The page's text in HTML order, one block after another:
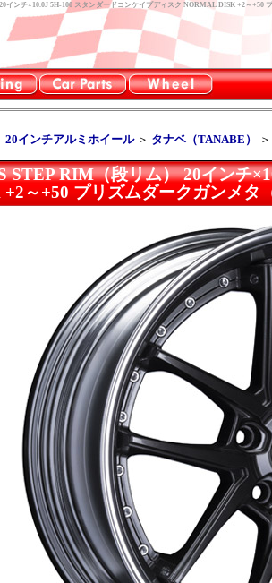
インチ×10.0J 5H-100 スタンダードコンケイプディスク NORMAL DISK +2～
20インチアルミホイール＞ タナベ（TANABE）
STEP RIM（段リム） 20インチ
～+50 プリズムダークガンメタ